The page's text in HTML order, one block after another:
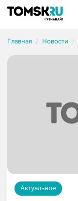
Главная Новости
Актуальное